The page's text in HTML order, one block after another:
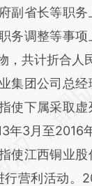
副省长等职
务调整等事
，共计折合人
集团公司总
使下属采取
年3月至2016
使江西铜业
行营利活动。